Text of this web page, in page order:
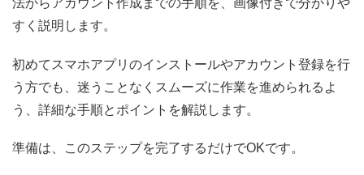
法からアカウント作成までの手順を、画像付きで分かりや
すく説明します。
初めてスマホアプリのインストールやアカウント登録を行
う方でも、迷うことなくスムーズに作業を進められるよ
う、詳細な手順とポイントを解説します。
準備は、このステップを完了するだけでOKです。